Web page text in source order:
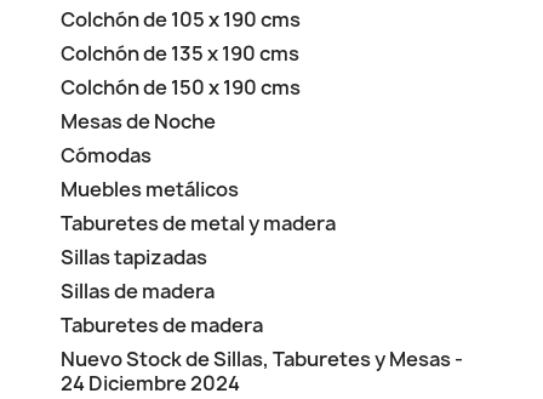
Colchón de 105 x 190 cms
Colchón de 135 x 190 cms
Colchón de 150 x 190 cms
Mesas de Noche
Cómodas
Muebles metálicos
Taburetes de metal y madera
Sillas tapizadas
Sillas de madera
Taburetes de madera
Nuevo Stock de Sillas, Taburetes y Mesas -
24 Diciembre 2024